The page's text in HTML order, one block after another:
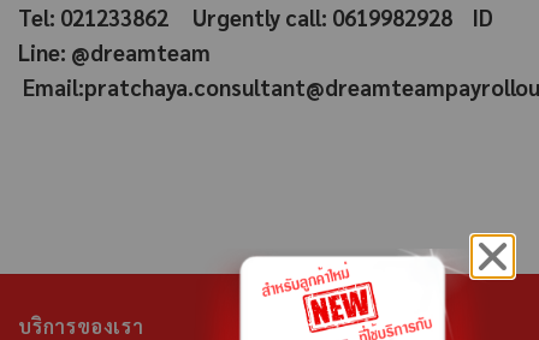
Tel: 021233862 Urgently call: 0619982928 ID
Line: @dreamteam
บริการของเรา